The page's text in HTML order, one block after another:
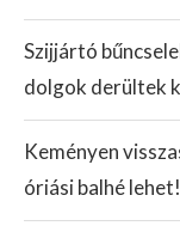
Szijjártó
dolgok derültek
Keményen
óriási balhé lehet!